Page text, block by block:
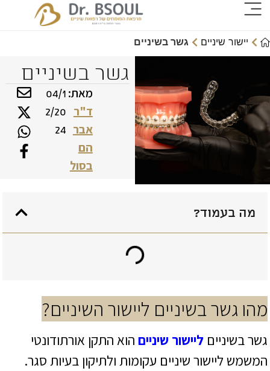
יישור שיניים גשר בשיניים
גשר בשיניים
מאת:
ד"ר
אבר
הם
בסול
04/1
2/20
24
מהו גשר בשיניים ליישור השיניים?
גשר בשיניים ליישור שיניים הוא התקן אורתודונטי
המשמש ליישור שיניים עקומות ולתיקון בעיות סגר.
מה בעמוד?